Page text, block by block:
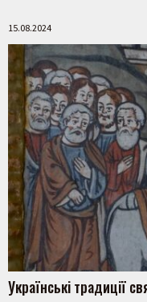
15.08.2024
Українські традиції